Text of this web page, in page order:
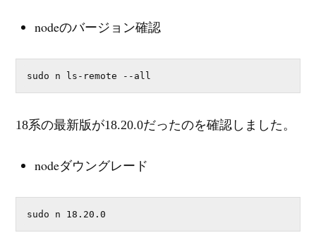
nodeのバージョン確認
sudo n ls-remote --all
18系の最新版が18.20.0だったのを確認しました。
nodeダウングレード
sudo n 18.20.0